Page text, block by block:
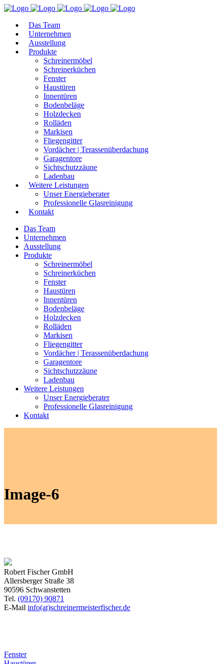
Das Team
Unternehmen
Ausstellung
Produkte
Schreinermöbel
Schreinerküchen
Fenster
Haustüren
Innentüren
Bodenbeläge
Holzdecken
Rolläden
Markisen
Fliegengitter
Vordächer | Terassenüberdachung
Garagentore
Sichtschutzzäune
Ladenbau
Weitere Leistungen
Unser Energieberater
Professionelle Glasreinigung
Kontakt
Das Team
Unternehmen
Ausstellung
Produkte
Schreinermöbel
Schreinerküchen
Fenster
Haustüren
Innentüren
Bodenbeläge
Holzdecken
Rolläden
Markisen
Fliegengitter
Vordächer | Terassenüberdachung
Garagentore
Sichtschutzzäune
Ladenbau
Weitere Leistungen
Unser Energieberater
Professionelle Glasreinigung
Kontakt
Image-6
Robert Fischer GmbH
Allersberger Straße 38
90596 Schwanstetten
Tel. (09170) 90871
E-Mail info(at)schreinermeisterfischer.de
Fenster